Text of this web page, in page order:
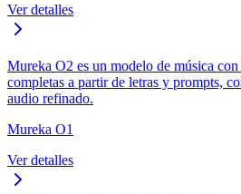
Ver detalles
Mureka O2 es un modelo de música
completas a partir de letras y prompts,
audio refinado.
Mureka O1
Ver detalles